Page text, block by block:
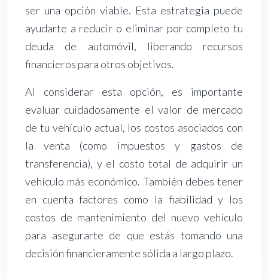
ser una opción viable. Esta estrategia puede
ayudarte a reducir o eliminar por completo tu
deuda de automóvil, liberando recursos
financieros para otros objetivos.
Al considerar esta opción, es importante
evaluar cuidadosamente el valor de mercado
de tu vehículo actual, los costos asociados con
la venta (como impuestos y gastos de
transferencia), y el costo total de adquirir un
vehículo más económico. También debes tener
en cuenta factores como la fiabilidad y los
costos de mantenimiento del nuevo vehículo
para asegurarte de que estás tomando una
decisión financieramente sólida a largo plazo.